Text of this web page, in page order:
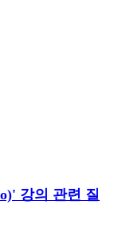
강의 관련 질